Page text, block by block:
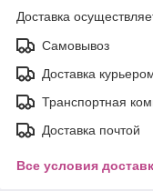
Доставка
Самовывоз
Доставка
Транспортная
Доставка почтой
Все условия